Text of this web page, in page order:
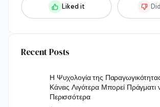
Liked it
Recent Posts
Η Ψυχολογία της
Κάνεις Λιγότερα Μπορεί Πράγματι
Περισσότερα